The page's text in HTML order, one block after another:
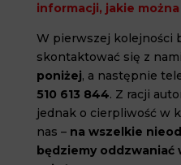
informacji, jakie
W pierwszej kolejności
skontaktować się z
poniżej, a następnie
510 613 844. Z racji
jednak o cierpliwość w
nas – na wszelkie
będziemy oddzwaniać